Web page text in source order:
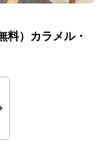
料）カラメル・